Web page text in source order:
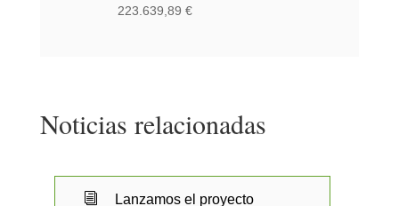
223.639,89 €
Noticias relacionadas
i